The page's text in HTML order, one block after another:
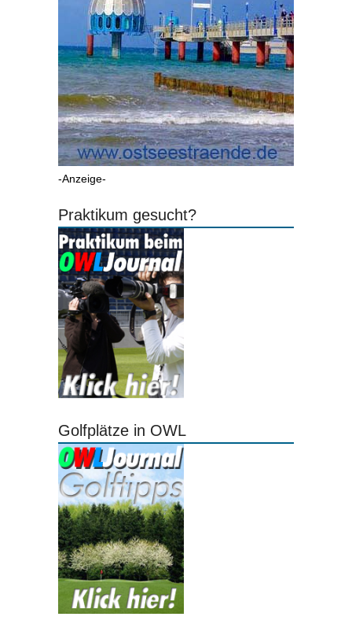
-Anzeige-
Praktikum gesucht?
Golfplätze in OWL